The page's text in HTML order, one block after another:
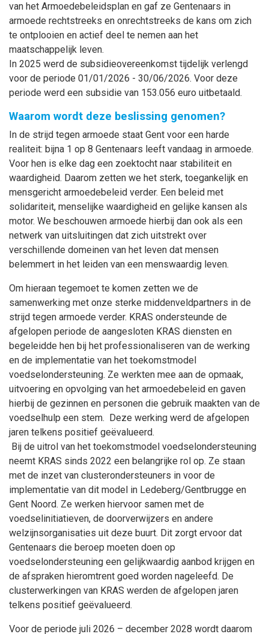
van het Armoedebeleidsplan en gaf ze Gentenaars in
armoede rechtstreeks en onrechtstreeks de kans om zich
te ontplooien en actief deel te nemen aan het
maatschappelijk leven.
In 2025 werd de subsidieovereenkomst tijdelijk verlengd
voor de periode 01/01/2026 - 30/06/2026. Voor deze
periode werd een subsidie van 153.056 euro uitbetaald.
Waarom wordt deze beslissing genomen?
In de strijd tegen armoede staat Gent voor een harde
realiteit: bijna 1 op 8 Gentenaars leeft vandaag in armoede.
Voor hen is elke dag een zoektocht naar stabiliteit en
waardigheid. Daarom zetten we het sterk, toegankelijk en
mensgericht armoedebeleid verder. Een beleid met
solidariteit, menselijke waardigheid en gelijke kansen als
motor. We beschouwen armoede hierbij dan ook als een
netwerk van uitsluitingen dat zich uitstrekt over
verschillende domeinen van het leven dat mensen
belemmert in het leiden van een menswaardig leven.
Om hieraan tegemoet te komen zetten we de
samenwerking met onze sterke middenveldpartners in de
strijd tegen armoede verder. KRAS ondersteunde de
afgelopen periode de aangesloten KRAS diensten en
begeleidde hen bij het professionaliseren van de werking
en de implementatie van het toekomstmodel
voedselondersteuning. Ze werkten mee aan de opmaak,
uitvoering en opvolging van het armoedebeleid en gaven
hierbij de gezinnen en personen die gebruik maakten van de
voedselhulp een stem. Deze werking werd de afgelopen
jaren telkens positief geëvalueerd.
Bij de uitrol van het toekomstmodel voedselondersteuning
neemt KRAS sinds 2022 een belangrijke rol op. Ze staan
met de inzet van clusterondersteuners in voor de
implementatie van dit model in Ledeberg/Gentbrugge en
Gent Noord. Ze werken hiervoor samen met de
voedselinitiatieven, de doorverwijzers en andere
welzijnsorganisaties uit deze buurt. Dit zorgt ervoor dat
Gentenaars die beroep moeten doen op
voedselondersteuning een gelijkwaardig aanbod krijgen en
de afspraken hieromtrent goed worden nageleefd. De
clusterwerkingen van KRAS werden de afgelopen jaren
telkens positief geëvalueerd.
Voor de periode juli 2026 – december 2028 wordt daarom